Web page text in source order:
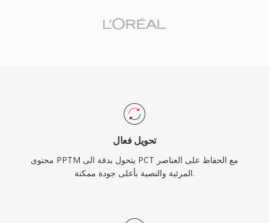
تحويل فعال
محتوى PPTM يتحول بدقة الى PCT مع الحفاظ على العناصر
المرئية والنصية بأعلى جودة ممكنة.